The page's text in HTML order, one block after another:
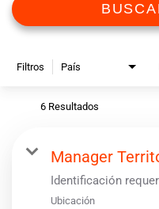
Filtros País
6 Resultados
Manager
Identificación
Ubicación